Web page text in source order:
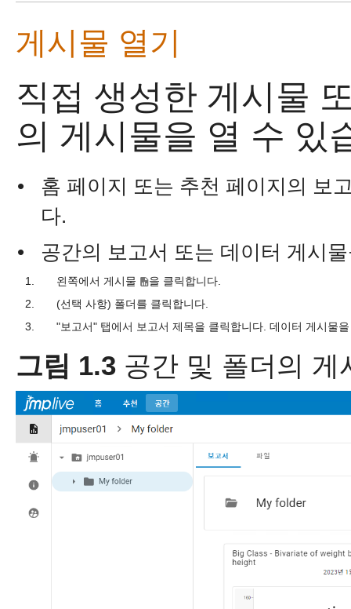
게시물 열기
직접 생성한 게시물
의 게시물을 열 수 있
•
홈 페이지 또는 추천 페이지의 보
다.
•
공간의 보고서 또는 데이터 게시
1. 왼쪽에서 게시물
을 클릭합니다.
2.
(선택 사항) 폴더를 클릭합니다.
3.
"보고서" 탭에서 보고서 제목을 클릭합니다. 데이터 게시물
그림 1.3 공간 및 폴더의 게